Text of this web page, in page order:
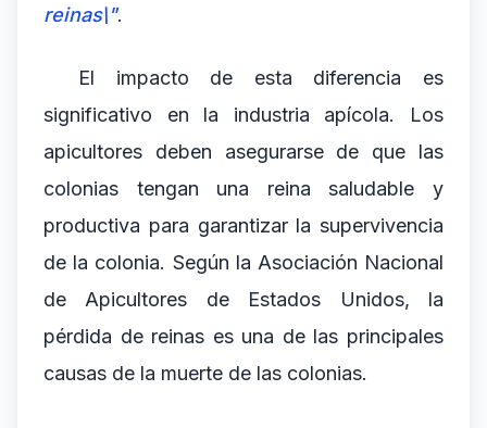
reinas\".
El impacto de esta diferencia es
significativo en la industria apícola. Los
apicultores deben asegurarse de que las
colonias tengan una reina saludable y
productiva para garantizar la supervivencia
de la colonia. Según la Asociación Nacional
de Apicultores de Estados Unidos, la
pérdida de reinas es una de las principales
causas de la muerte de las colonias.